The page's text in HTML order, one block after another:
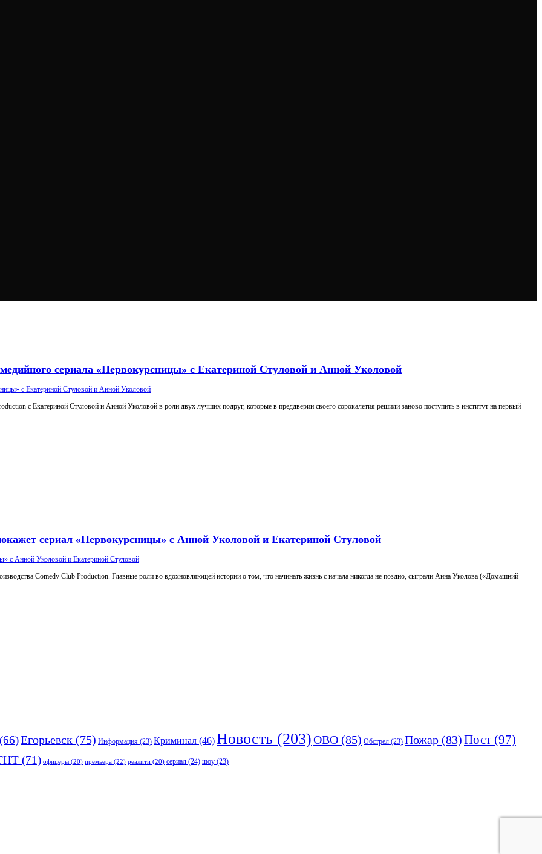
сериала «Первокурсницы» с Екатериной Стуловой и Анной Уколовой
с Екатериной Стуловой и Анной Уколовой в роли двух лучших подруг, которые в преддверии своего сорокалетия решили заново поступить в институт на первый
сериал «Первокурсницы» с Анной Уколовой и Екатериной Стуловой
Comedy Club Production. Главные роли во вдохновляющей истории о том, что начинать жизнь с начала никогда не поздно, сыграли Анна Уколова («Домашний
(66)Егорьевск (75) Информация (23) Криминал (46)Новость (203)ОВО (85) Обстрел (23) Пожар (83)Пост (97)
(71) офицеры (20) премьера (22) реалити (20) сериал (24) шоу (23)